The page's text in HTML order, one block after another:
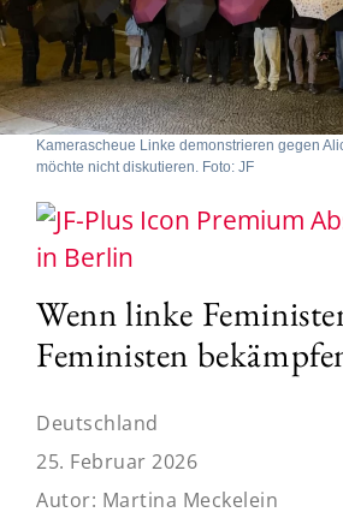
Kamerascheue Linke demonstrieren gegen
möchte nicht diskutieren. Foto: JF
in Berlin
Wenn linke
Feministen
Deutschland
25. Februar 2026
Autor: Martina Meckelein